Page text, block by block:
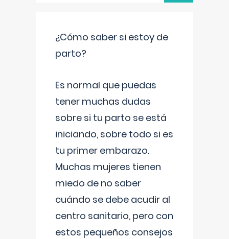
¿Cómo saber si estoy de
parto?
Es normal que puedas
tener muchas dudas
sobre si tu parto se está
iniciando, sobre todo si es
tu primer embarazo.
Muchas mujeres tienen
miedo de no saber
cuándo se debe acudir al
centro sanitario, pero con
estos pequeños consejos